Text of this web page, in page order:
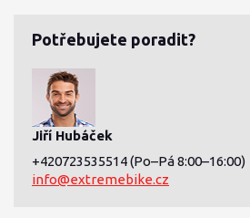
Potřebujete poradit?
Jiří Hubáček
+420723535514(Po–Pá 8:00–16:00)
info@extremebike.cz